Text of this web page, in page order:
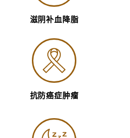
滋阴补血降脂
抗防癌症肿瘤